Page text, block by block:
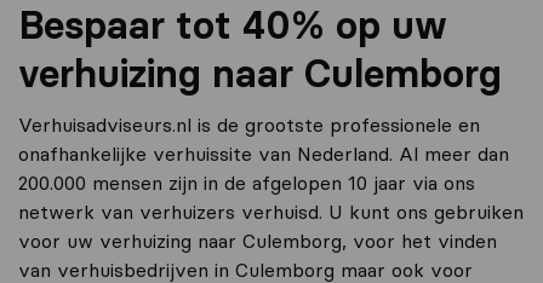
Bespaar tot 40% op uw
verhuizing naar Culemborg
Verhuisadviseurs.nl is de grootste professionele en
onafhankelijke verhuissite van Nederland. Al meer dan
200.000 mensen zijn in de afgelopen 10 jaar via ons
netwerk van verhuizers verhuisd. U kunt ons gebruiken
voor uw verhuizing naar Culemborg, voor het vinden
van verhuisbedrijven in Culemborg maar ook voor